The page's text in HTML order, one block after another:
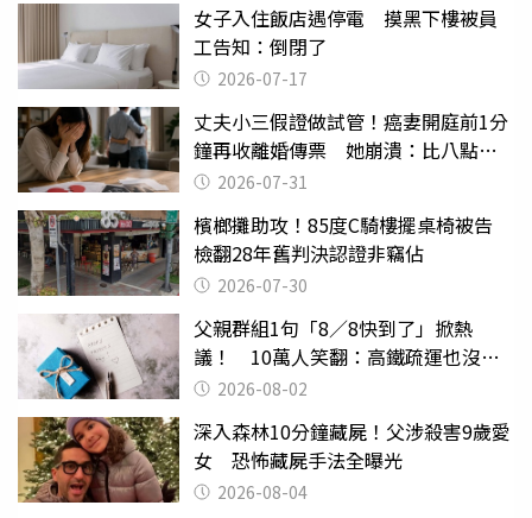
女子入住飯店遇停電 摸黑下樓被員
工告知：倒閉了
2026-07-17
丈夫小三假證做試管！癌妻開庭前1分
鐘再收離婚傳票 她崩潰：比八點檔
還扯2026-07-31
檳榔攤助攻！85度C騎樓擺桌椅被告
檢翻28年舊判決認證非竊佔
2026-07-30
父親群組1句「8／8快到了」掀熱
議！ 10萬人笑翻：高鐵疏運也沒列
父親節
2026-08-02
深入森林10分鐘藏屍！父涉殺害9歲愛
女 恐怖藏屍手法全曝光
2026-08-04